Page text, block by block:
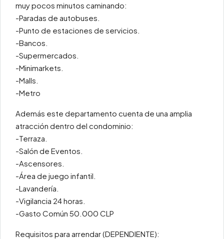
muy pocos minutos caminando:
-Paradas de autobuses.
-Punto de estaciones de servicios.
-Bancos.
-Supermercados.
-Minimarkets.
-Malls.
-Metro
Además este departamento cuenta de una amplia
atracción dentro del condominio:
-Terraza.
-Salón de Eventos.
-Ascensores.
-Área de juego infantil.
-Lavandería.
-Vigilancia 24 horas.
-Gasto Común 50.000 CLP
Requisitos para arrendar (DEPENDIENTE):